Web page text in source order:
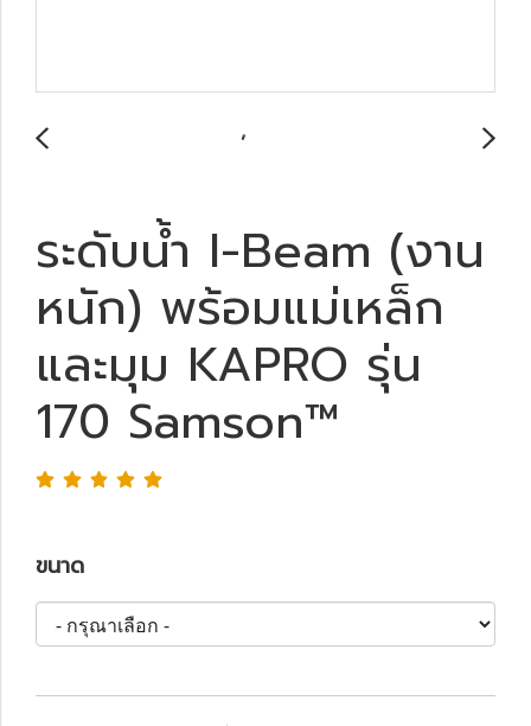
ระดับน้ำ I-Beam (งาน
หนัก) พร้อมแม่เหล็ก
และมุม KAPRO รุ่น
170 Samson™
ขนาด